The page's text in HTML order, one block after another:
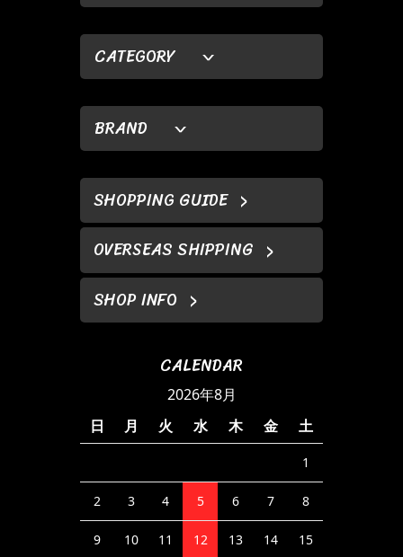
CATEGORY
BRAND
SHOPPING GUIDE
OVERSEAS SHIPPING
SHOP INFO
CALENDAR
2026年8月
日
月 火 水 木 金 土
1
2 3 4 5 6 7 8
9 10 11 12 13 14 15